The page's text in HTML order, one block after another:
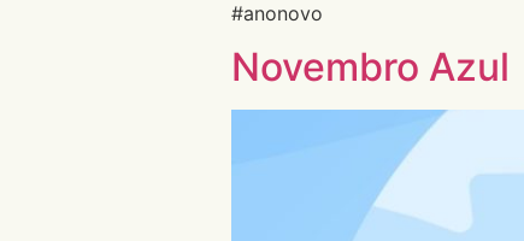
#anonovo
Novembro Azul